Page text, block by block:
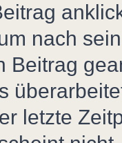
nach
Beitrag
letzte